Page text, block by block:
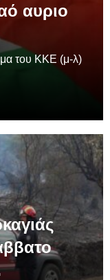
αυριο
του ΚΚΕ (μ-λ)